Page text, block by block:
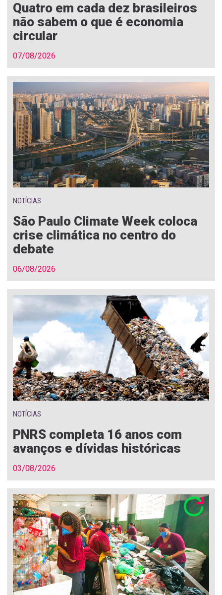
Quatro em cada dez brasileiros
não sabem o que é economia
circular
07/08/2026
NOTÍCIAS
São Paulo Climate Week coloca
crise climática no centro do
debate
06/08/2026
NOTÍCIAS
PNRS completa 16 anos com
avanços e dívidas históricas
03/08/2026